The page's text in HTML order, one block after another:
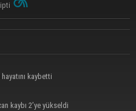
kaybetti
kaybı 2’ye yükseldi